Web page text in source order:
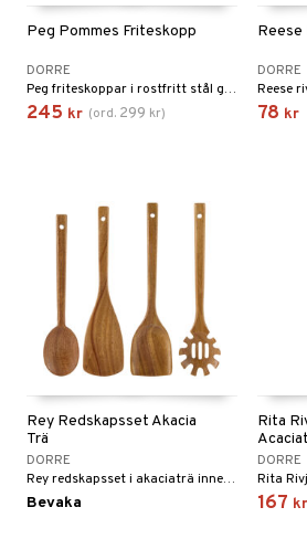
Peg Pommes Friteskopp
DORRE
Peg friteskoppar i rostfritt stål ger en snygg och praktisk servering av pommes, snacks och små tillbehör.
245 kr (ord. 299 kr)
Reese
DORRE
Reese
78 kr
Rey Redskapsset Akacia
Trä
DORRE
Rey redskapsset i akaciaträ innehåller pastaslev, stekspade och två kombinerade slevar.
Bevaka
Rita
DORRE
Rita
167 kr